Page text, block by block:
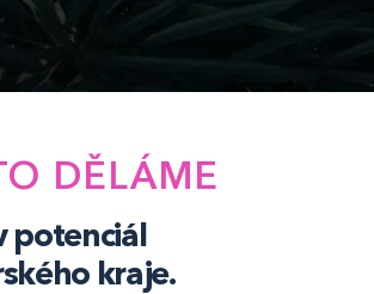
DĚLÁME
potenciál
kraje.